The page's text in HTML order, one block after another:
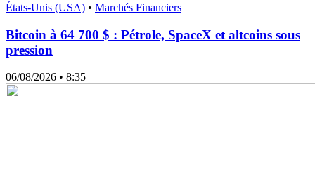
États-Unis (USA) • Marchés Financiers
Bitcoin à 64 700 $ : Pétrole, SpaceX et altcoins sous
pression
06/08/2026 • 8:35